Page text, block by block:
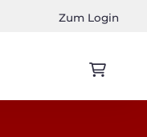
Zum Login